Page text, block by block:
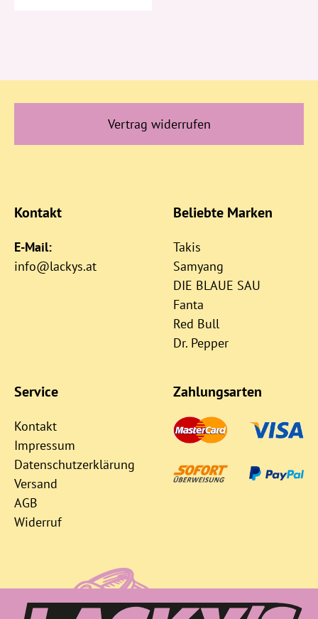
Vertrag widerrufen
Kontakt
E-Mail:
info@lackys.at
Beliebte Marken
Takis
Samyang
DIE BLAUE SAU
Fanta
Red Bull
Dr. Pepper
Service
Kontakt
Impressum
Datenschutzerklärung
Versand
AGB
Widerruf
Zahlungsarten